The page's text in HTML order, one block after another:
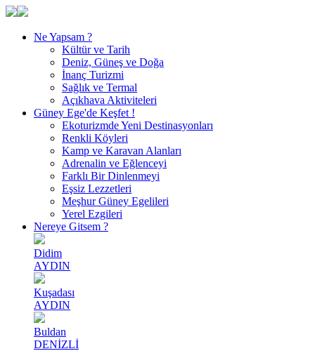
Ne Yapsam ?
Kültür ve Tarih
Deniz, Güneş ve Doğa
İnanç Turizmi
Sağlık ve Termal
Açıkhava Aktiviteleri
Güney Ege'de Keşfet !
Ekoturizmde Yeni Destinasyonları
Renkli Köyleri
Kamp ve Karavan Alanları
Adrenalin ve Eğlenceyi
Farklı Bir Dinlenmeyi
Eşsiz Lezzetleri
Meşhur Güney Egelileri
Yerel Ezgileri
Nereye Gitsem ?
Didim
AYDIN
Kuşadası
AYDIN
Buldan
DENİZLİ